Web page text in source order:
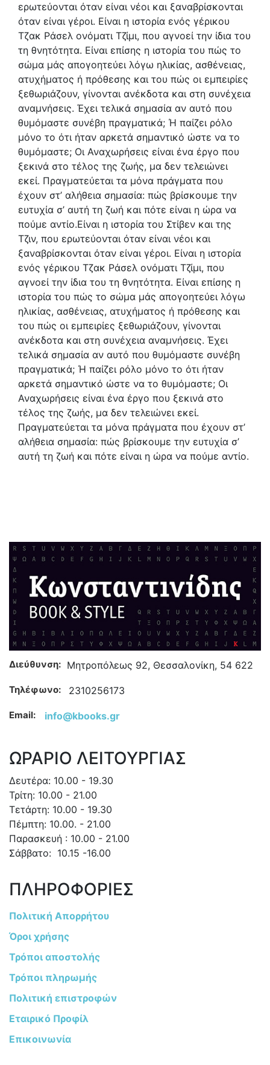
ερωτεύονται όταν είναι νέοι και ξαναβρίσκονται
όταν είναι γέροι. Είναι η ιστορία ενός γέρικου
Τζακ Ράσελ ονόματι Τζίμι, που αγνοεί την ίδια του
τη θνητότητα. Είναι επίσης η ιστορία του πώς το
σώμα μάς απογοητεύει λόγω ηλικίας, ασθένειας,
ατυχήματος ή πρόθεσης και του πώς οι εμπειρίες
ξεθωριάζουν, γίνονται ανέκδοτα και στη συνέχεια
αναμνήσεις. Έχει τελικά σημασία αν αυτό που
θυμόμαστε συνέβη πραγματικά; Ή παίζει ρόλο
μόνο το ότι ήταν αρκετά σημαντικό ώστε να το
θυμόμαστε; Οι Αναχωρήσεις είναι ένα έργο που
ξεκινά στο τέλος της ζωής, μα δεν τελειώνει
εκεί. Πραγματεύεται τα μόνα πράγματα που
έχουν στ’ αλήθεια σημασία: πώς βρίσκουμε την
ευτυχία σ’ αυτή τη ζωή και πότε είναι η ώρα να
πούμε αντίο.Είναι η ιστορία του Στίβεν και της
Τζιν, που ερωτεύονται όταν είναι νέοι και
ξαναβρίσκονται όταν είναι γέροι. Είναι η ιστορία
ενός γέρικου Τζακ Ράσελ ονόματι Τζίμι, που
αγνοεί την ίδια του τη θνητότητα. Είναι επίσης η
ιστορία του πώς το σώμα μάς απογοητεύει λόγω
ηλικίας, ασθένειας, ατυχήματος ή πρόθεσης και
του πώς οι εμπειρίες ξεθωριάζουν, γίνονται
ανέκδοτα και στη συνέχεια αναμνήσεις. Έχει
τελικά σημασία αν αυτό που θυμόμαστε συνέβη
πραγματικά; Ή παίζει ρόλο μόνο το ότι ήταν
αρκετά σημαντικό ώστε να το θυμόμαστε; Οι
Αναχωρήσεις είναι ένα έργο που ξεκινά στο
τέλος της ζωής, μα δεν τελειώνει εκεί.
Πραγματεύεται τα μόνα πράγματα που έχουν στ’
αλήθεια σημασία: πώς βρίσκουμε την ευτυχία σ’
αυτή τη ζωή και πότε είναι η ώρα να πούμε αντίο.
Διεύθυνση: Μητροπόλεως 92, Θεσσαλονίκη, 54 622
Τηλέφωνο: 2310256173
Email: info@kbooks.gr
ΩΡΑΡΙΟ ΛΕΙΤΟΥΡΓΙΑΣ
Δευτέρα: 10.00 - 19.30
Τρίτη: 10.00 - 21.00
Τετάρτη: 10.00 - 19.30
Πέμπτη: 10.00. - 21.00
Παρασκευή : 10.00 - 21.00
Σάββατο: 10.15 -16.00
ΠΛΗΡΟΦΟΡΙΕΣ
Πολιτική Απορρήτου
Όροι χρήσης
Τρόποι αποστολής
Τρόποι πληρωμής
Πολιτική επιστροφών
Εταιρικό Προφίλ
Επικοινωνία